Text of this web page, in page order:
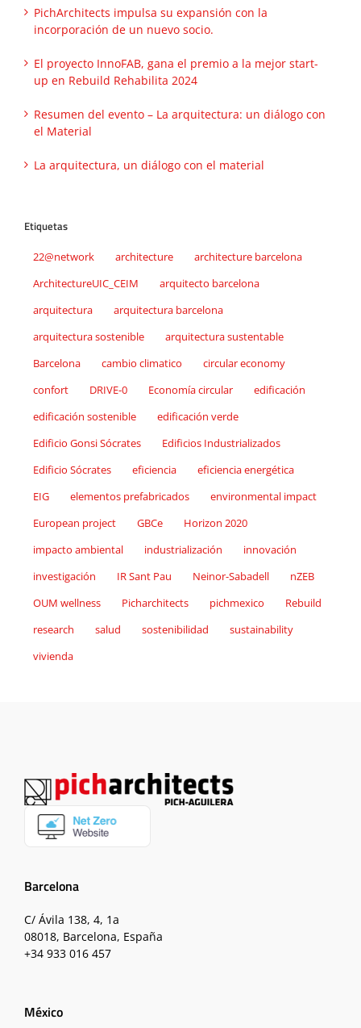
PichArchitects impulsa su expansión con la
incorporación de un nuevo socio.
El proyecto InnoFAB, gana el premio a la mejor start-
up en Rebuild Rehabilita 2024
Resumen del evento – La arquitectura: un diálogo con
el Material
La arquitectura, un diálogo con el material
Etiquetas
22@network architecture
architecture barcelona
ArchitectureUIC_CEIM
arquitecto barcelona
arquitectura
arquitectura barcelona
arquitectura sostenible
arquitectura sustentable
Barcelona
cambio climatico
circular economy
confort
DRIVE-0 Economía circular
edificación
edificación sostenible
edificación verde
Edificio Gonsi Sócrates
Edificios Industrializados
Edificio Sócrates
eficiencia
eficiencia energética
EIG
elementos prefabricados
environmental impact
European project
GBCe
Horizon 2020
impacto ambiental
industrialización
innovación
investigación
IR Sant Pau Neinor-Sabadell
nZEB
OUM wellness
Picharchitects pichmexico
Rebuild
research
salud sostenibilidad
sustainability
vivienda
Barcelona
C/ Ávila 138, 4, 1a
08018, Barcelona, España
+34 933 016 457
México